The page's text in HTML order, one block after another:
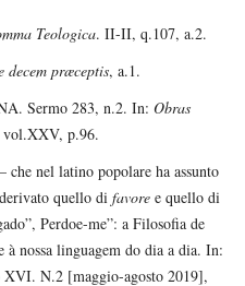
Teologica. II-II, q.107, a.2.
decem præceptis, a.1.
Sermo 283, n.2. In: Obras
vol.XXV, p.96.
che nel latino popolare ha assunto
quello di favore e quello di
Perdoe-me”: a Filosofia de
à nossa linguagem do dia a dia. In:
XVI. N.2 [maggio-agosto 2019],